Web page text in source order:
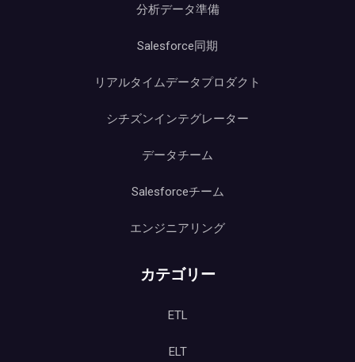
分析データ準備
Salesforce同期
リアルタイムデータプロダクト
シチズンインテグレーター
データチーム
Salesforceチーム
エンジニアリング
カテゴリー
ETL
ELT